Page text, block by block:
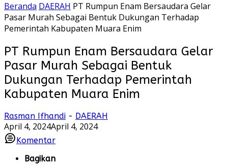
Beranda DAERAH PT Rumpun Enam Bersaudara Gelar
Pasar Murah Sebagai Bentuk Dukungan Terhadap
Pemerintah Kabupaten Muara Enim
PT Rumpun Enam Bersaudara Gelar
Pasar Murah Sebagai Bentuk
Dukungan Terhadap Pemerintah
Kabupaten Muara Enim
Rasman Ifhandi - DAERAH
April 4, 2024April 4, 2024
Komentar
Bagikan